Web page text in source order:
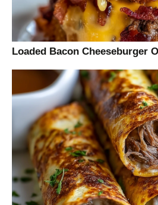
Loaded Bacon Cheeseburger